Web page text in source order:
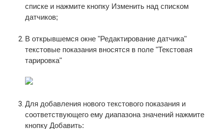
списке и нажмите кнопку Изменить над списком
датчиков;
В открывшемся окне"Редактирование датчика"
текстовые показания вносятся в поле "Текстовая
тарировка"
Для добавления нового текстового показания и
соответствующего ему диапазона значений нажмите
кнопкуДобавить: